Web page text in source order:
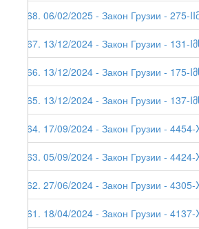
268. 06/02/2025 - Закон Грузии - 275-
267. 13/12/2024 - Закон Грузии - 131-
266. 13/12/2024 - Закон Грузии - 175-
265. 13/12/2024 - Закон Грузии - 137-
264. 17/09/2024 - Закон Грузии -
263. 05/09/2024 - Закон Грузии -
262. 27/06/2024 - Закон Грузии -
261. 18/04/2024 - Закон Грузии -